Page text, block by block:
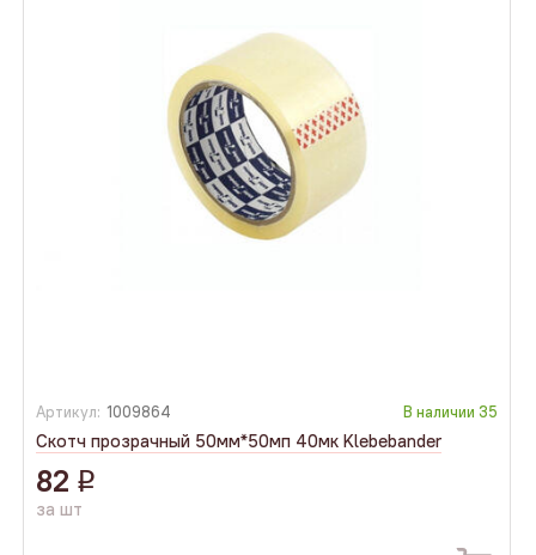
Артикул: 1009864 В наличии 35
Скотч прозрачный 50мм*50мп 40мк Klebebander
82 q
за шт